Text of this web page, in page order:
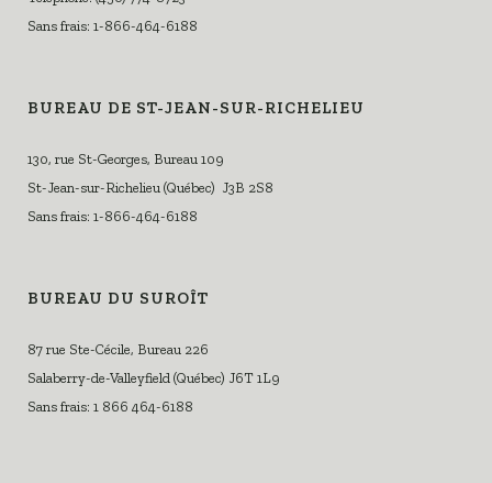
Sans frais: 1-866-464-6188
BUREAU DE ST-JEAN-SUR-RICHELIEU
130, rue St-Georges, Bureau 109
St-Jean-sur-Richelieu (Québec) J3B 2S8
Sans frais: 1-866-464-6188
BUREAU DU SUROÎT
87 rue Ste-Cécile, Bureau 226
Salaberry-de-Valleyfield (Québec) J6T 1L9
Sans frais: 1 866 464-6188